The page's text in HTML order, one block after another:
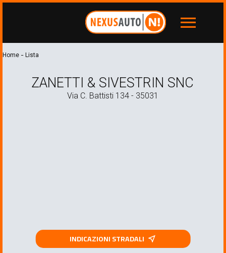
menu
Home - Lista
ZANETTI & SIVESTRIN SNC
Via C. Battisti 134 - 35031
INDICAZIONI STRADALI near_me